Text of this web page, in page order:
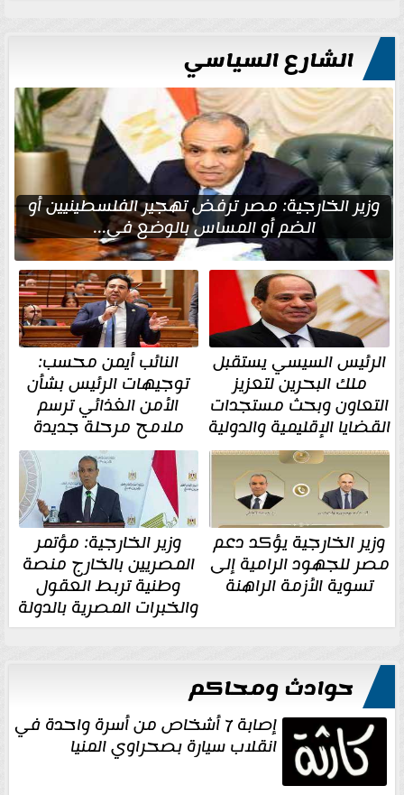
الشارع السياسي
وزير الخارجية: مصر ترفض تهجير الفلسطينيين أو
الضم أو المساس بالوضع في...
الرئيس السيسي يستقبل
ملك البحرين لتعزيز
التعاون وبحث مستجدات
القضايا الإقليمية والدولية
النائب أيمن محسب:
توجيهات الرئيس بشأن
الأمن الغذائي ترسم
ملامح مرحلة جديدة
وزير الخارجية يؤكد دعم
مصر للجهود الرامية إلى
تسوية الأزمة الراهنة
وزير الخارجية: مؤتمر
المصريين بالخارج منصة
وطنية تربط العقول
والخبرات المصرية بالدولة
حوادث ومحاكم
إصابة 7 أشخاص من أسرة واحدة في
انقلاب سيارة بصحراوي المنيا